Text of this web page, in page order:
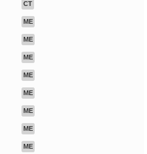
CT
ME
ME
ME
ME
ME
ME
ME
ME